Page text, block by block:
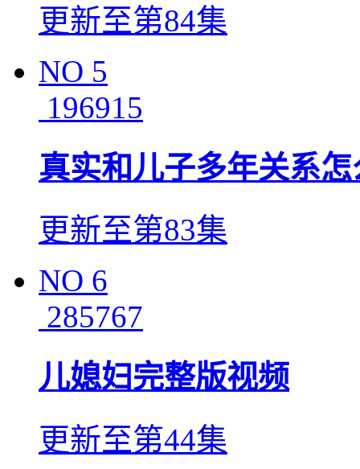
更新至第84集
NO 5
196915
真实和儿子多年关系怎
更新至第83集
NO 6
285767
儿媳妇完整版视频
更新至第44集